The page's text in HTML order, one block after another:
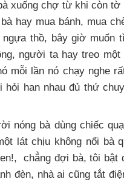
xuống chợ từ khi còn
hay mua bánh, mua
thồ, bây giờ muốn
người ta hay treo
mỗi lần nó chạy nghe
han nhau đủ thứ
nóng bà dùng chiếc
lát chịu không nổi bà
chẳng đợi bà, tôi bật
đèn, nhà ai cũng tắt